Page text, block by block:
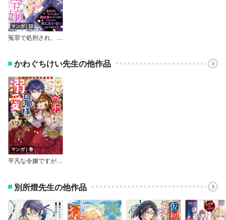
マンガ｜話
冤罪で処刑され、ループする令嬢 ～生き方をかえてもダメ、婚約者をかえてもダメ。さすがにもう死にたくはないんですけど！？
かわぐちけい先生の他作品
マンガ｜巻
平凡な令嬢ですが、旦那様は溺愛です！？～地味なんて言わせません！～アンソロジーコミック
別所燈先生の他作品